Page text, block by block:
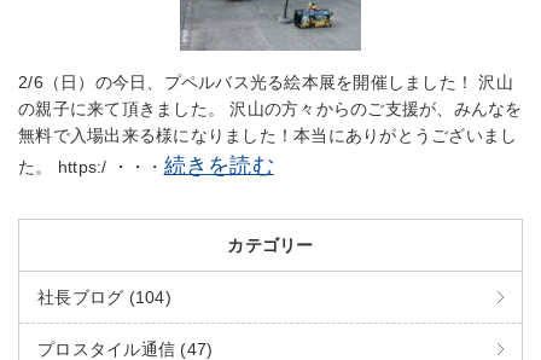
2/6（日）の今日、プペルバス光る絵本展を開催しました！ 沢山
の親子に来て頂きました。 沢山の方々からのご支援が、みんなを
無料で入場出来る様になりました！本当にありがとうございまし
た。 https:/ ・・・ 続きを読む
カテゴリー
社長ブログ (104)
プロスタイル通信 (47)